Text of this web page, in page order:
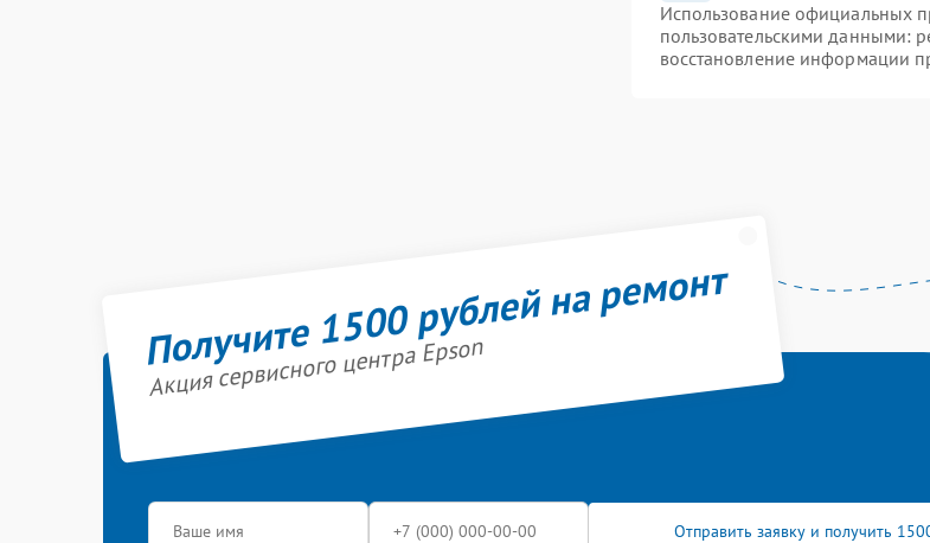
Использование официальных
пользовательскими данными:
восстановление информации
Получите 1500 рублей на ремонт
Акция сервисного центра Epson
Отправить заявку и получить